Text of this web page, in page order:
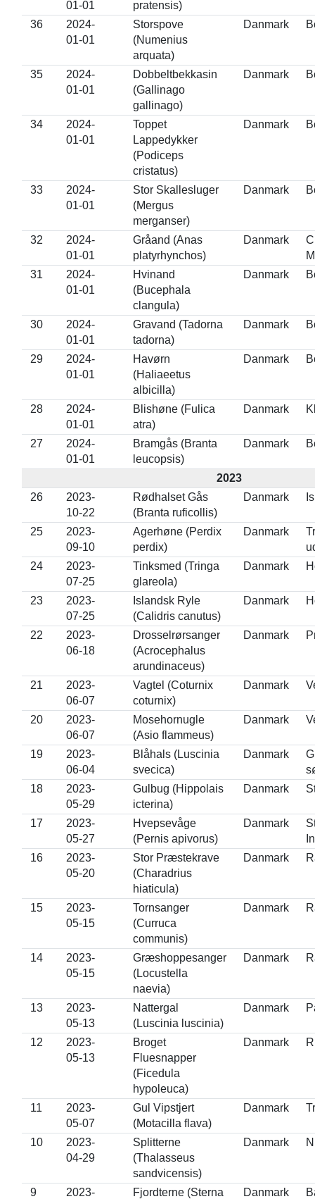
01-01
pratensis)
36
2024-
01-01
Storspove
(Numenius
arquata)
Danmark
35
2024-
01-01
Dobbeltbekkasin
(Gallinago
gallinago)
Danmark
34
2024-
01-01
Toppet
Lappedykker
(Podiceps
cristatus)
Danmark
33
2024-
01-01
Stor Skallesluger
(Mergus
merganser)
Danmark
32
2024-
01-01
Gråand (Anas
platyrhynchos)
Danmark
31
2024-
01-01
Hvinand
(Bucephala
clangula)
Danmark
30
2024-
01-01
Gravand (Tadorna
tadorna)
Danmark
29
2024-
01-01
Havørn
(Haliaeetus
albicilla)
Danmark
28
2024-
01-01
Blishøne (Fulica
atra)
Danmark
27
2024-
01-01
Bramgås (Branta
leucopsis)
Danmark
2023
26
2023-
10-22
Rødhalset Gås
(Branta ruficollis)
Danmark
25
2023-
09-10
Agerhøne (Perdix
perdix)
Danmark
24
2023-
07-25
Tinksmed (Tringa
glareola)
Danmark
23
2023-
07-25
Islandsk Ryle
(Calidris canutus)
Danmark
22
2023-
06-18
Drosselrørsanger
(Acrocephalus
arundinaceus)
Danmark
21
2023-
06-07
Vagtel (Coturnix
coturnix)
Danmark
20
2023-
06-07
Mosehornugle
(Asio flammeus)
Danmark
19
2023-
06-04
Blåhals (Luscinia
svecica)
Danmark
18
2023-
05-29
Gulbug (Hippolais
icterina)
Danmark
17
2023-
05-27
Hvepsevåge
(Pernis apivorus)
Danmark
16
2023-
05-20
Stor Præstekrave
(Charadrius
hiaticula)
Danmark
15
2023-
05-15
Tornsanger
(Curruca
communis)
Danmark
14
2023-
05-15
Græshoppesanger
(Locustella
naevia)
Danmark
13
2023-
05-13
Nattergal
(Luscinia luscinia)
Danmark
12
2023-
05-13
Broget
Fluesnapper
(Ficedula
hypoleuca)
Danmark
11
2023-
05-07
Gul Vipstjert
(Motacilla flava)
Danmark
10
2023-
04-29
Splitterne
(Thalasseus
sandvicensis)
Danmark
9
2023-
Fjordterne (Sterna
Danmark